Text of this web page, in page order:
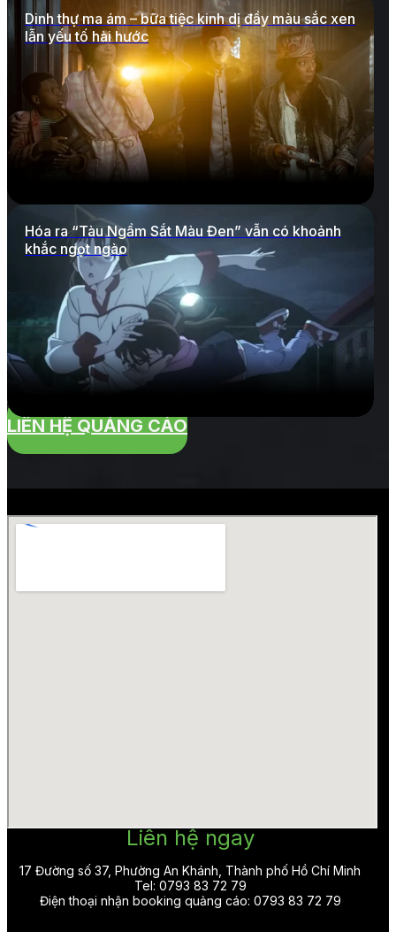
Dinh thự ma ám – bữa tiệc kinh dị đầy màu sắc xen
lẫn yếu tố hài hước
Hóa ra “Tàu Ngầm Sắt Màu Đen” vẫn có khoảnh
khắc ngọt ngào
LIÊN HỆ QUẢNG CÁO
Liên hệ ngay
17 Đường số 37, Phường An Khánh, Thành phố Hồ Chí Minh
Tel: 0793 83 72 79
Điện thoại nhận booking quảng cáo: 0793 83 72 79